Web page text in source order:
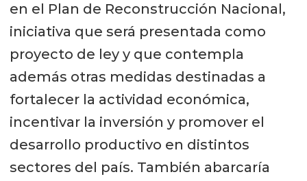
en el Plan de Reconstrucción Nacional,
iniciativa que será presentada como
proyecto de ley y que contempla
además otras medidas destinadas a
fortalecer la actividad económica,
incentivar la inversión y promover el
desarrollo productivo en distintos
sectores del país. También abarcaría